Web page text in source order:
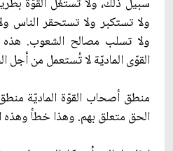
ولا تستكبر ولا تستحقر الناس
ولا تسلب مصالح الشعوب. هذه
القوّى الماديّة لا تُستعمل من أجل
منطق أصحاب القوّة الماديّة
الحق متعلق بهم. وهذا خطأ وهذه